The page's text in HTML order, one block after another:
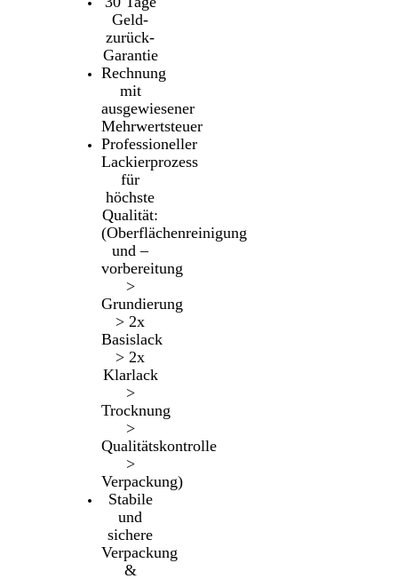
Geld-
zurück-
Garantie
Rechnung
mit
ausgewiesener
Mehrwertsteuer
Professioneller
Lackierprozess
für
höchste
Qualität:
(Oberflächenreinigung
und –
vorbereitung
>
Grundierung
> 2x
Basislack
> 2x
Klarlack
>
Trocknung
>
Qualitätskontrolle
>
Verpackung)
Stabile
und
sichere
Verpackung
&